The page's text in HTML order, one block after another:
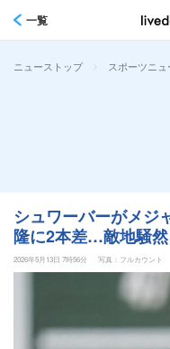
一覧
ニューストップ > スポーツニュ
シュワーバーがメジ
隆に2本差…敵地騒然
2026年5月13日 7時56分 写真：フルカウント